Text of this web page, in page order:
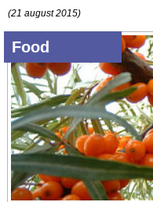
(21 august 2015)
Food